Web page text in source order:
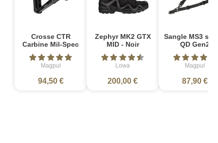
Crosse CTR
Carbine Mil-Spec
Magpul
94,50 €
Zephyr MK2 GTX
MID - Noir
Lowa
200,00 €
Sangle MS3
QD Gen2
Magpul
87,90 €